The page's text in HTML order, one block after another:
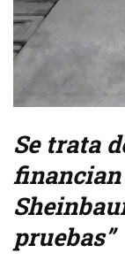
Se trata
financian
pruebas”